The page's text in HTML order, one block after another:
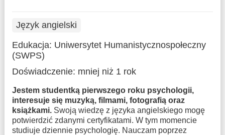
Język angielski
Edukacja: Uniwersytet Humanistycznospołeczny
(SWPS)
Doświadczenie: mniej niż 1 rok
Jestem studentką pierwszego roku psychologii,
interesuje się muzyką, filmami, fotografią oraz
książkami. Swoją wiedzę z języka angielskiego mogę
potwierdzić zdanymi certyfikatami. W tym momencie
studiuje dziennie psychologię. Nauczam poprzez